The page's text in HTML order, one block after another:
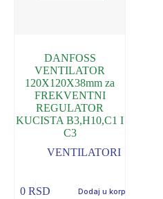
DANFOSS
VENTILATOR
120X120X38mm za
FREKVENTNI
REGULATOR
KUCISTA B3,H10,C1 I
C3
VENTILATORI
0RSD Dodaj u korpu